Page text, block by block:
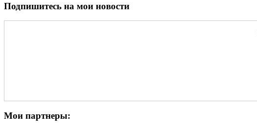
Подпишитесь на мои новости
Мои партнеры: